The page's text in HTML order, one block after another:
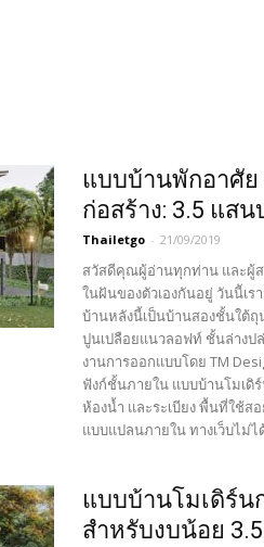
แบบบ้านพักอาศัย
ก่อสร้าง: 3.5 แสน
Thailetgo - 21/09/2019
สวัสดีคุณผู้อ่านทุกท่าน และผู้ส
ในฝันของตัวเองกันอยู่ วันนีัเ
บ้านหลังนี้เป็นบ้านสองชั้นใต้
ปูนเปลือยแนวลอฟท์ ชั้นล่าง
งานการออกแบบโดย TM
ฟังก์ชั้นภายใน แบบบ้านโมเดิ
ห้องน้ำ และระเบียง พื้นที่ใช้ส
แบบแปลนภายใน ทางเว็บไม่ไ
แบบบ้านโมเดิร์น
สำหรับงบน้อย